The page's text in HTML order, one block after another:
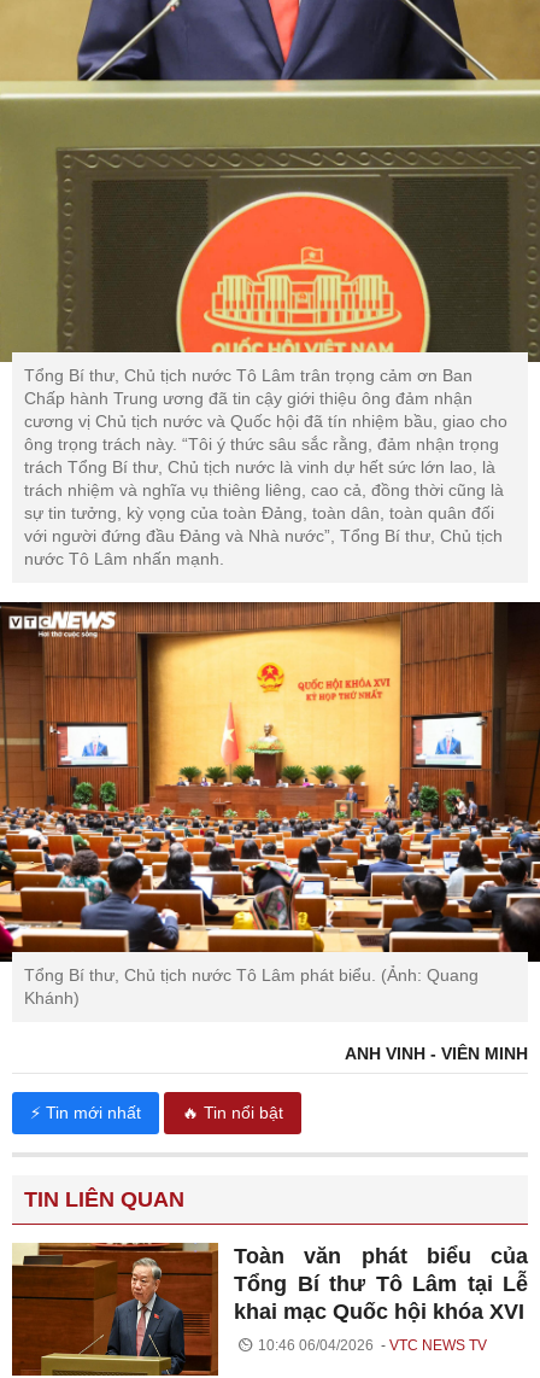
Tổng Bí thư, Chủ tịch nước Tô Lâm trân trọng cảm ơn Ban
Chấp hành Trung ương đã tin cậy giới thiệu ông đảm nhận
cương vị Chủ tịch nước và Quốc hội đã tín nhiệm bầu, giao cho
ông trọng trách này. “Tôi ý thức sâu sắc rằng, đảm nhận trọng
trách Tổng Bí thư, Chủ tịch nước là vinh dự hết sức lớn lao, là
trách nhiệm và nghĩa vụ thiêng liêng, cao cả, đồng thời cũng là
sự tin tưởng, kỳ vọng của toàn Đảng, toàn dân, toàn quân đối
với người đứng đầu Đảng và Nhà nước”, Tổng Bí thư, Chủ tịch
nước Tô Lâm nhấn mạnh.
Tổng Bí thư, Chủ tịch nước Tô Lâm phát biểu. (Ảnh: Quang
Khánh)
ANH VINH - VIÊN MINH
⚡ Tin mới nhất 🔥 Tin nổi bật
TIN LIÊN QUAN
Toàn văn phát biểu của
Tổng Bí thư Tô Lâm tại Lễ
khai mạc Quốc hội khóa XVI
10:46 06/04/2026 VTC NEWS TV